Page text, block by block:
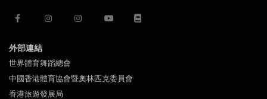
外部連結
世界體育舞蹈總會
中國香港體育協會暨奧林匹克委員會
香港旅遊發展局